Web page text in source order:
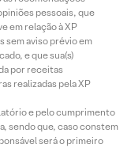
pessoais, que
em relação à XP
sem aviso prévio em
e que sua(s)
por receitas
realizadas pela XP
e pelo cumprimento
sendo que, caso constem
será o primeiro